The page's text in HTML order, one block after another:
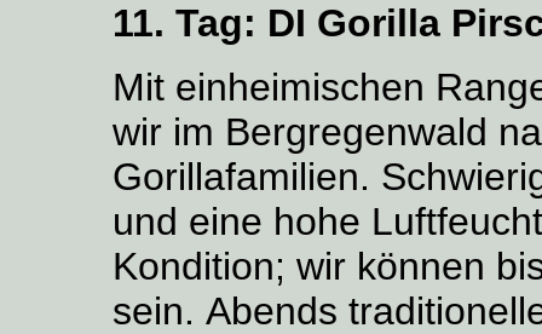
11. Tag: DI Gorilla
Mit einheimischen
wir im Bergregenwald
Gorillafamilien.
und eine hohe
Kondition; wir können
sein. Abends